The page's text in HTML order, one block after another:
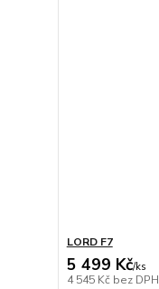
LORD F7
5 499 Kč/ks
4 545 Kč bez DPH